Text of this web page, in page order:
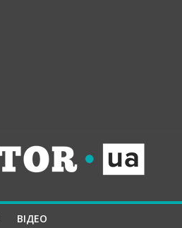
ВІДЕО